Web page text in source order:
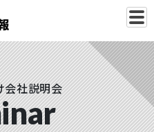
会社説明会